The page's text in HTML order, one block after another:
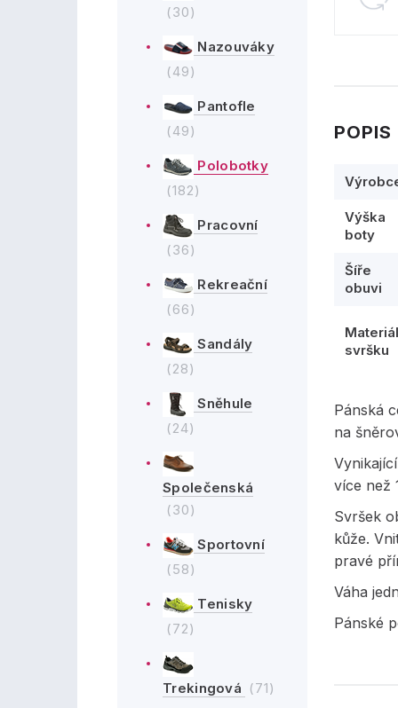
(30)
Nazouváky
(49)
Pantofle
(49)
Polobotky
(182)
Pracovní
(36)
Rekreační
(66)
Sandály
(28)
Sněhule
(24)
Společenská
(30)
Sportovní
(58)
Tenisky
(72)
Trekingová (71)
POPIS
Výška
boty
Šíře
obuvi
svršku
Pánská
na
více než
Svršek
kůže.
pravé
Váha
Pánské